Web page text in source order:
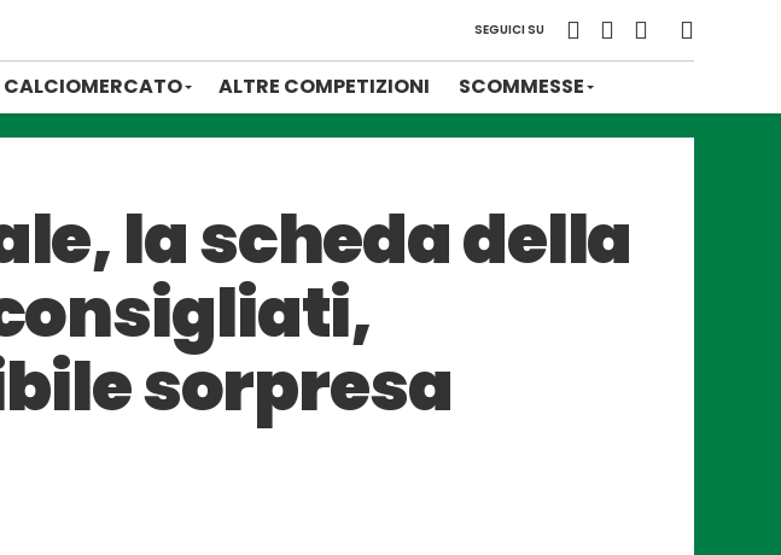
SEGUICI SU
CALCIOMERCATO ALTRE COMPETIZIONI SCOMMESSE
la scheda della
sorpresa